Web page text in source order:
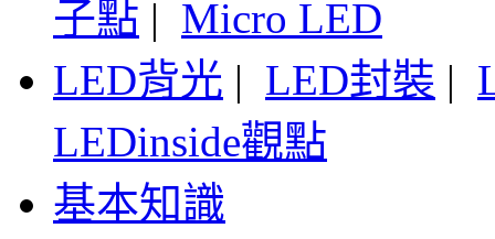
子點 | Micro LED
LED背光 | LED封裝 |
LEDinside觀點
基本知識